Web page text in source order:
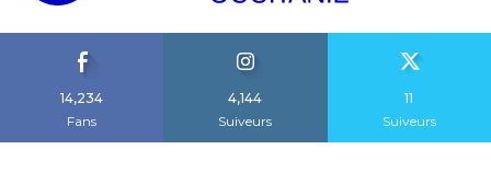
14,234
Fans
4,144
Suiveurs
11
Suiveurs